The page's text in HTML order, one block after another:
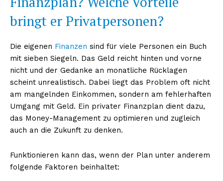
bringt er Privatpersonen?
Die eigenen Finanzen sind für viele Personen ein Buch
mit sieben Siegeln. Das Geld reicht hinten und vorne
nicht und der Gedanke an monatliche Rücklagen
scheint unrealistisch. Dabei liegt das Problem oft nicht
am mangelnden Einkommen, sondern am fehlerhaften
Umgang mit Geld. Ein privater Finanzplan dient dazu,
das Money-Management zu optimieren und zugleich
auch an die Zukunft zu denken.
Funktionieren kann das, wenn der Plan unter anderem
folgende Faktoren beinhaltet: